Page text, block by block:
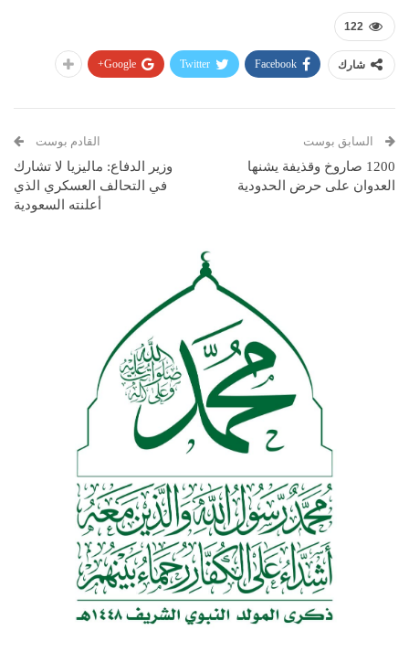
122
شارك Facebook
Twitter
Google+
السابق بوست
1200 صاروخ وقذيفة يشنها
العدوان على حرض الحدودية
القادم بوست
وزير الدفاع: ماليزيا لا تشارك
في التحالف العسكري الذي
أعلنته السعودية